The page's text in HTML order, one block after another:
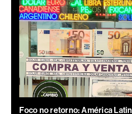
Foco no retorno: América